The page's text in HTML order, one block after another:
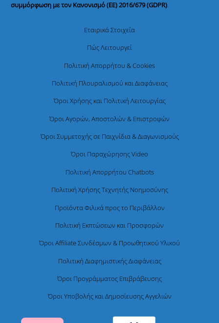
συμμόρφωση με τον Κανονισμό (ΕΕ) 2016/679 (GDPR).
Εταιρικά Στοιχεία
Πώς Λειτουργεί
Πολιτική Απορρήτου & Cookies
Πολιτική Πλουραλισμού και Διαφάνειας
Όροι Χρήσης και Πολιτική Λειτουργίας
Όροι Αγορών, Αποστολών & Επιστροφών
Όροι Συμμετοχής σε Παιχνίδια & Διαγωνισμούς
Όροι Παραχώρησης Video
Πολιτική Απορρήτου Chatbots
Πολιτική Χρήσης Τεχνητής Νοημοσύνης
Προϊόντα Φιλικά προς το Περιβάλλον
Πολιτική Εκπτώσεων και Προσφορών
Όροι Affiliate Συνδέσμων & Προωθητικού Υλικού
Πολιτική Διαφημιστικής Διαφάνειας
Όροι Προγράμματος Επιβράβευσης
Όροι Υποβολής και Δημοσίευσης Αγγελιών